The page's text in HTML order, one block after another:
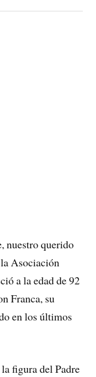
nuestro querido
Asociación
a la edad de 92
Franca, su
en los últimos
figura del Padre